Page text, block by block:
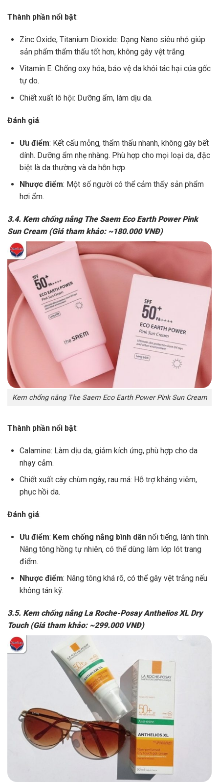
Thành phần nổi bật:
Zinc Oxide, Titanium Dioxide: Dạng Nano siêu nhỏ giúp
sản phẩm thẩm thấu tốt hơn, không gây vệt trắng.
Vitamin E: Chống oxy hóa, bảo vệ da khỏi tác hại của gốc
tự do.
Chiết xuất lô hội: Dưỡng ẩm, làm dịu da.
Đánh giá:
Ưu điểm: Kết cấu mỏng, thẩm thấu nhanh, không gây bết
dính. Dưỡng ẩm nhẹ nhàng. Phù hợp cho mọi loại da, đặc
biệt là da thường và da hỗn hợp.
Nhược điểm: Một số người có thể cảm thấy sản phẩm
hơi ẩm.
3.4. Kem chống nắng The Saem Eco Earth Power Pink
Sun Cream (Giá tham khảo: ~180.000 VNĐ)
Kem chống nắng The Saem Eco Earth Power Pink Sun Cream
Thành phần nổi bật:
Calamine: Làm dịu da, giảm kích ứng, phù hợp cho da
nhạy cảm.
Chiết xuất cây chùm ngây, rau má: Hỗ trợ kháng viêm,
phục hồi da.
Đánh giá:
Ưu điểm: Kem chống nắng bình dân nổi tiếng, lành tính.
Nâng tông hồng tự nhiên, có thể dùng làm lớp lót trang
điểm.
Nhược điểm: Nâng tông khá rõ, có thể gây vệt trắng nếu
không tán kỹ.
3.5. Kem chống nắng La Roche-Posay Anthelios XL Dry
Touch (Giá tham khảo: ~299.000 VNĐ)